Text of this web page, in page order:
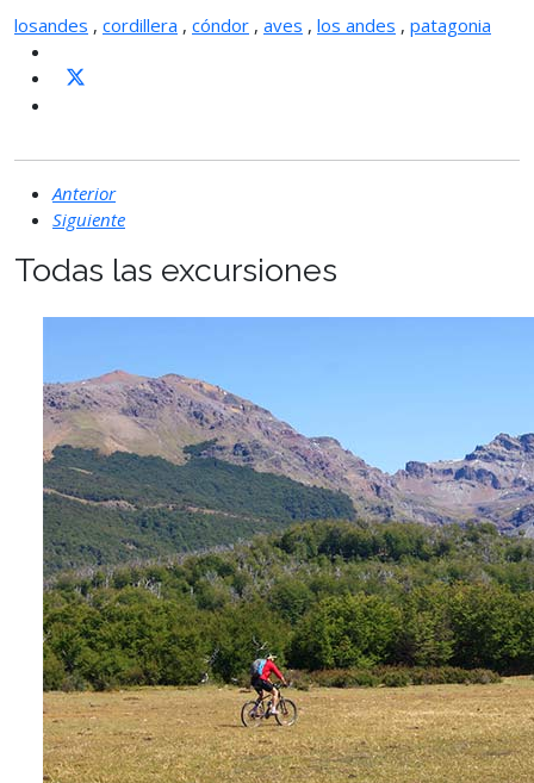
losandes , cordillera , cóndor , aves , los andes , patagonia
Anterior
Siguiente
Todas las excursiones